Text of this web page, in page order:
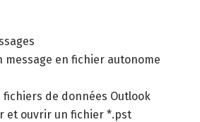
message en fichier autonome
fichiers de données Outlook
et ouvrir un fichier *.pst